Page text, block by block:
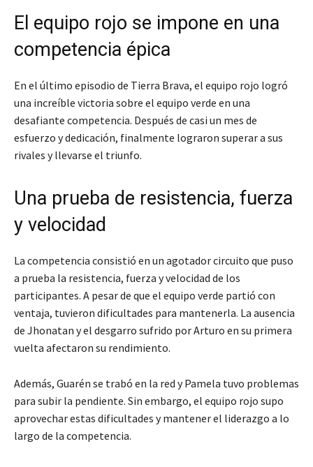
El equipo rojo se impone en una
competencia épica
En el último episodio de Tierra Brava, el equipo rojo logró
una increíble victoria sobre el equipo verde en una
desafiante competencia. Después de casi un mes de
esfuerzo y dedicación, finalmente lograron superar a sus
rivales y llevarse el triunfo.
Una prueba de resistencia, fuerza
y velocidad
La competencia consistió en un agotador circuito que puso
a prueba la resistencia, fuerza y velocidad de los
participantes. A pesar de que el equipo verde partió con
ventaja, tuvieron dificultades para mantenerla. La ausencia
de Jhonatan y el desgarro sufrido por Arturo en su primera
vuelta afectaron su rendimiento.
Además, Guarén se trabó en la red y Pamela tuvo problemas
para subir la pendiente. Sin embargo, el equipo rojo supo
aprovechar estas dificultades y mantener el liderazgo a lo
largo de la competencia.